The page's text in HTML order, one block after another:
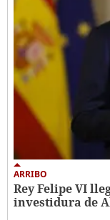
ARRIBO
Rey Felipe VI
investidura de